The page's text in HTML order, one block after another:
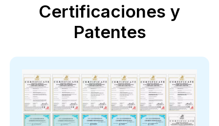
Certificaciones y
Patentes